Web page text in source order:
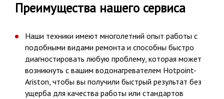
Преимущества нашего сервиса
Наши техники имеют многолетний опыт работы с
подобными видами ремонта и способны быстро
диагностировать любую проблему, которая может
возникнуть с вашим водонагревателем Hotpoint-
Ariston, чтобы вы получили быстрый результат без
ущерба для качества работы или стандартов